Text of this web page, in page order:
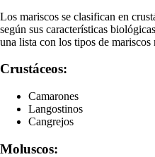
Los mariscos se clasifican en
según sus características
una lista con los tipos de mariscos
Crustáceos:
Camarones
Langostinos
Cangrejos
Moluscos: